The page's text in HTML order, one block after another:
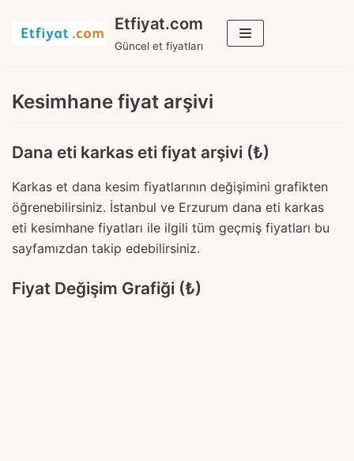
geç
Etfiyat.com
Güncel et fiyatları
Kesimhane fiyat arşivi
Dana eti karkas eti fiyat arşivi (₺)
Karkas et dana kesim fiyatlarının değişimini grafikten
öğrenebilirsiniz. İstanbul ve Erzurum dana eti karkas
eti kesimhane fiyatları ile ilgili tüm geçmiş fiyatları bu
sayfamızdan takip edebilirsiniz.
Fiyat Değişim Grafiği (₺)